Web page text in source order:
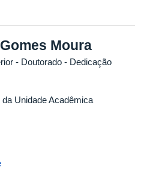
Moura
- Doutorado - Dedicação
Unidade Acadêmica